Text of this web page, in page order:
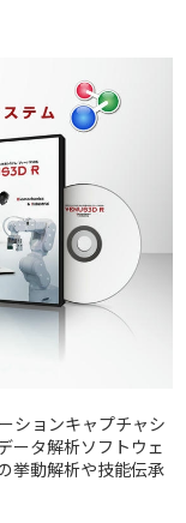
ションキャプチャシ
ータ解析ソフトウェ
挙動解析や技能伝承